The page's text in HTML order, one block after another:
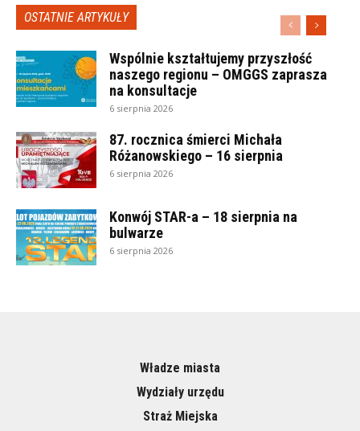
OSTATNIE ARTYKUŁY
Wspólnie kształtujemy przyszłość
naszego regionu – OMGGS zaprasza
na konsultacje
6 sierpnia 2026
87. rocznica śmierci Michała
Różanowskiego – 16 sierpnia
6 sierpnia 2026
Konwój STAR-a – 18 sierpnia na
bulwarze
6 sierpnia 2026
Władze miasta
Wydziały urzędu
Straż Miejska